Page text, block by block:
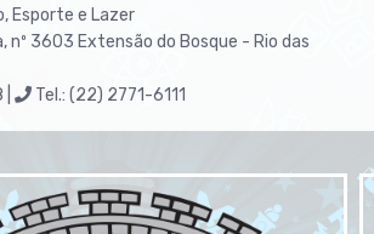
Esporte e Lazer
nº 3603 Extensão do Bosque - Rio das
Tel.: (22) 2771-6111